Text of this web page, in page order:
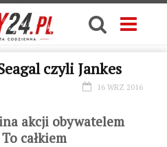
czyli Jankes
16 WRZ 2016
akcji obywatelem
całkiem